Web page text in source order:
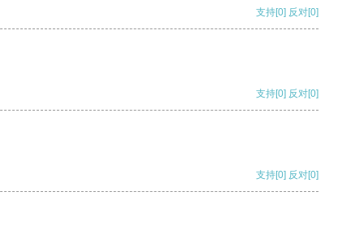
支持[0] 反对[0]
支持[0] 反对[0]
支持[0] 反对[0]